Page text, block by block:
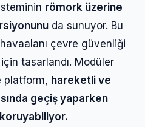
römork üzerine
da sunuyor. Bu
çevre güvenliği
tasarlandı. Modüler
platform, hareketli ve
geçiş yaparken
koruyabiliyor.